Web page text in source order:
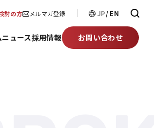
討の方 メルマガ登録 JP EN
ニュース採用情報 お問い合わせ